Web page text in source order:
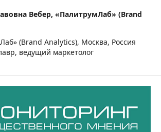
Вебер, «ПалитрумЛаб» (Brand
(Brand Analytics), Москва, Россия
ведущий маркетолог